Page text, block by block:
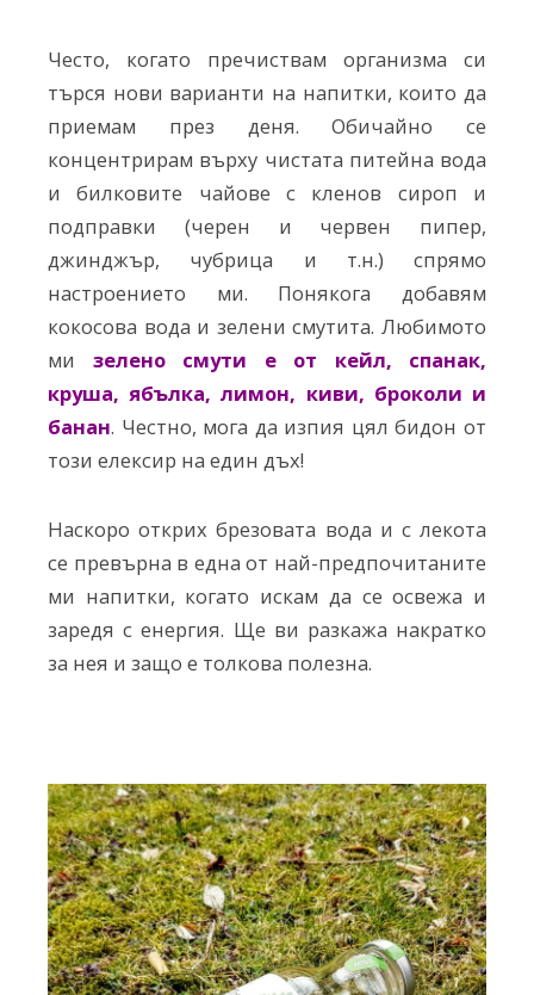
Често, когато пречиствам организма си
търся нови варианти на напитки, които да
приемам през деня. Обичайно се
концентрирам върху чистата питейна вода
и билковите чайове с кленов сироп и
подправки (черен и червен пипер,
джинджър, чубрица и т.н.) спрямо
настроението ми. Понякога добавям
кокосова вода и зелени смутита. Любимото
ми зелено смути е от кейл, спанак,
круша, ябълка, лимон, киви, броколи и
банан. Честно, мога да изпия цял бидон от
този елексир на един дъх!
Наскоро открих брезовата вода и с лекота
се превърна в една от най-предпочитаните
ми напитки, когато искам да се освежа и
заредя с енергия. Ще ви разкажа накратко
за нея и защо е толкова полезна.